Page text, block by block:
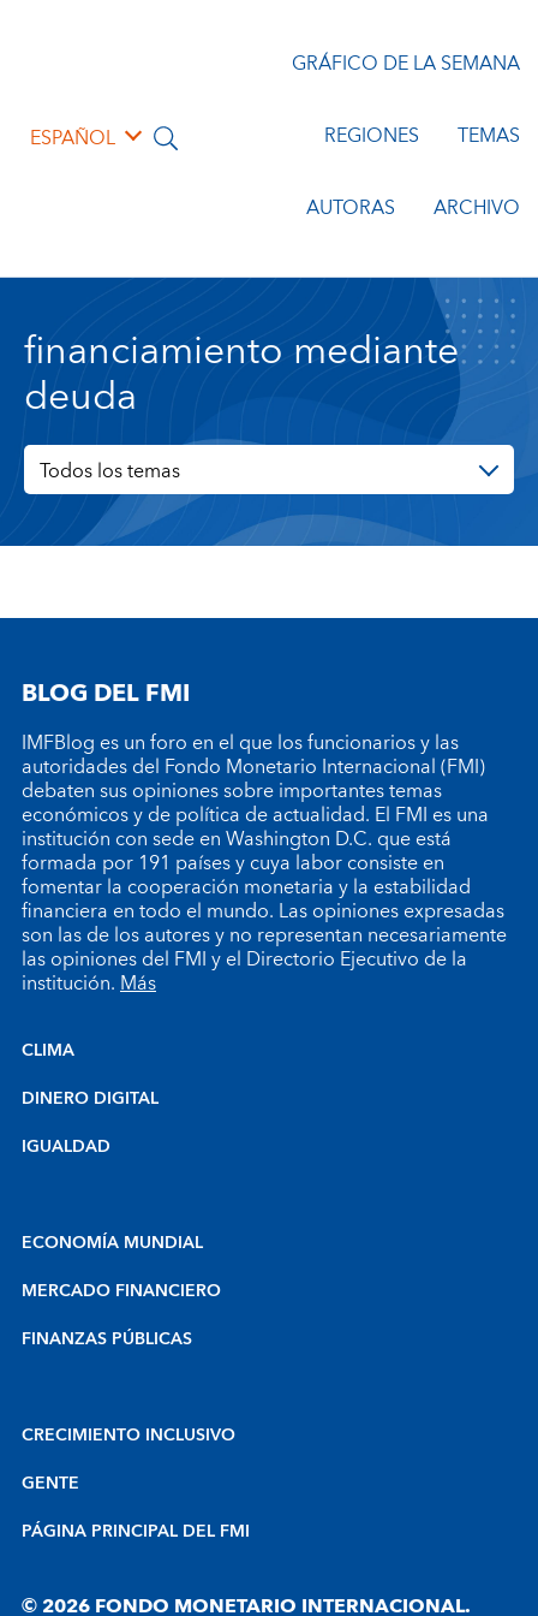
ESPAÑOL
GRÁFICO DE LA SEMANA
REGIONES TEMAS
AUTORAS ARCHIVO
financiamiento mediante
deuda
Todos los temas
BLOG DEL FMI
IMFBlog es un foro en el que los funcionarios y las
autoridades del Fondo Monetario Internacional (FMI)
debaten sus opiniones sobre importantes temas
económicos y de política de actualidad. El FMI es una
institución con sede en Washington D.C. que está
formada por 191 países y cuya labor consiste en
fomentar la cooperación monetaria y la estabilidad
financiera en todo el mundo. Las opiniones expresadas
son las de los autores y no representan necesariamente
las opiniones del FMI y el Directorio Ejecutivo de la
institución.Más
CLIMA
DINERO DIGITAL
IGUALDAD
ECONOMÍA MUNDIAL
MERCADO FINANCIERO
FINANZAS PÚBLICAS
CRECIMIENTO INCLUSIVO
GENTE
PÁGINA PRINCIPAL DEL FMI
© 2026 FONDO MONETARIO INTERNACIONAL.